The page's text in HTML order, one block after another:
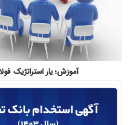
آموزش؛ یار استراتژیک